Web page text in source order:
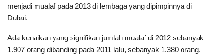
menjadi mualaf pada 2013 di lembaga yang dipimpinnya di
Dubai.
Ada kenaikan yang signifikan jumlah mualaf di 2012 sebanyak
1.907 orang dibanding pada 2011 lalu, sebanyak 1.380 orang.